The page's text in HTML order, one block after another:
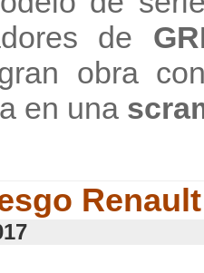
de
obra
en una